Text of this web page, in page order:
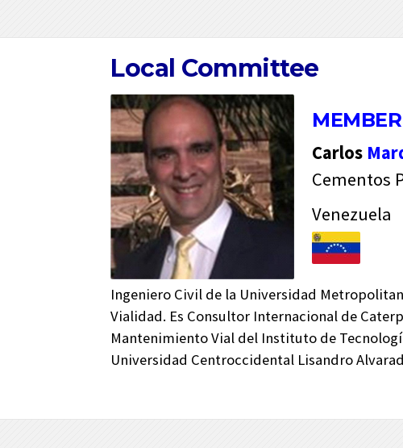
Local Committee
MEMBER
Carlos
Cementos
Venezuela
Ingeniero Civil de la Universidad
Vialidad. Es Consultor Internacional de
Mantenimiento Vial del Instituto de
Universidad Centroccidental Lisandro